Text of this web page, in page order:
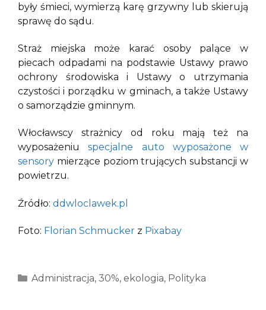
były śmieci, wymierzą karę grzywny lub skierują
sprawę do sądu.
Straż miejska może karać osoby palące w
piecach odpadami na podstawie Ustawy prawo
ochrony środowiska i Ustawy o utrzymania
czystości i porządku w gminach, a także Ustawy
o samorządzie gminnym.
Włocławscy strażnicy od roku mają też na
wyposażeniuspecjalne auto wyposażone w
sensory mierzące poziom trujących substancji w
powietrzu.
Źródło: ddwloclawek.pl
Foto: Florian Schmucker z Pixabay
Kategorie
Administracja, 30%, ekologia, Polityka